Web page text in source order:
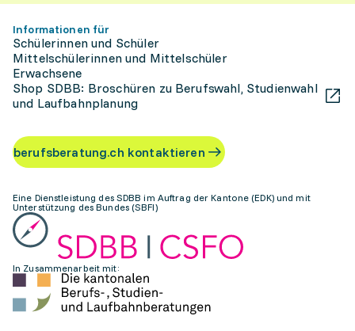
Informationen für
Schülerinnen und Schüler
Mittelschülerinnen und Mittelschüler
Erwachsene
Shop SDBB: Broschüren zu Berufswahl, Studienwahl
und Laufbahnplanung
berufsberatung.ch kontaktieren
Eine Dienstleistung des SDBB im Auftrag der Kantone (EDK) und mit
Unterstützung des Bundes (SBFI)
In Zusammenarbeit mit: